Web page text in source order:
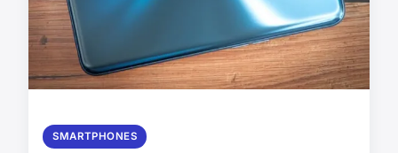
SMARTPHONES